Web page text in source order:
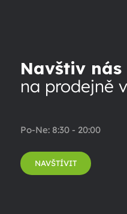
Navštiv nás
na prodejně
Po-Ne: 8:30 - 20:00
NAVŠTÍVIT